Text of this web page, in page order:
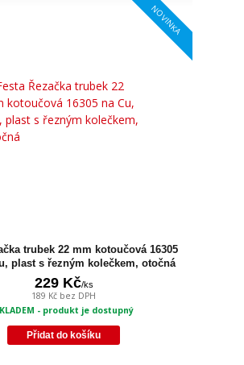
NOVINKA
trubek 22 mm kotoučová 16305
plast s řezným kolečkem, otočná
229 Kč/ks
189 Kč bez DPH
- produkt je dostupný
Přidat do košíku